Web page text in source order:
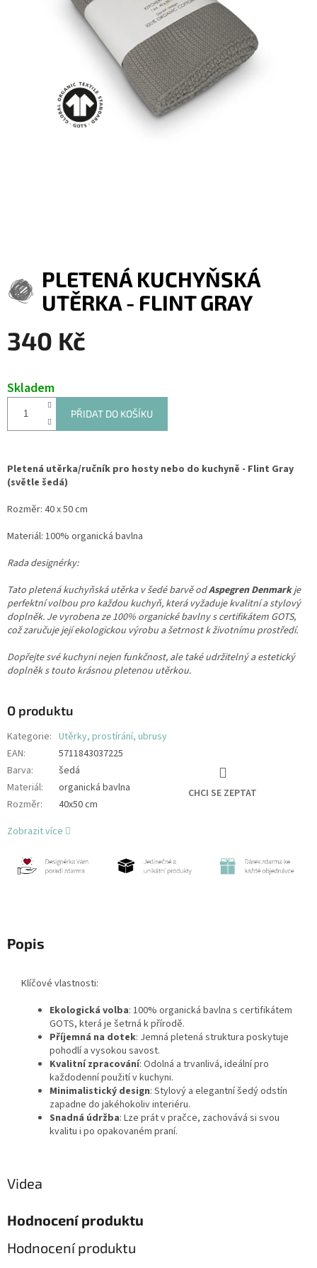
PLETENÁ KUCHYŇSKÁ
UTĚRKA - FLINT GRAY
340 Kč
Skladem
PŘIDAT DO KOŠÍKU
Pletená utěrka/ručník pro hosty nebo do kuchyně - Flint Gray
(světle šedá)
Rozměr: 40 x 50 cm
Materiál: 100% organická bavlna
Rada designérky:
Tato pletená kuchyňská utěrka v šedé barvě odAspegren Denmarkje
perfektní volbou pro každou kuchyň, která vyžaduje kvalitní a stylový
doplněk. Je vyrobena ze 100% organické bavlny s certifikátem GOTS,
což zaručuje její ekologickou výrobu a šetrnost k životnímu prostředí.
Dopřejte své kuchyni nejen funkčnost, ale také udržitelný a estetický
doplněk s touto krásnou pletenou utěrkou.
O produktu
Kategorie: Utěrky, prostírání, ubrusy
EAN:
5711843037225
Barva:
šedá
Materiál:
organická bavlna
Rozměr: 40x50 cm
CHCI SE ZEPTAT
Zobrazit více
Popis
Klíčové vlastnosti:
Ekologická volba: 100% organická bavlna s certifikátem
GOTS, která je šetrná k přírodě.
Příjemná na dotek: Jemná pletená struktura poskytuje
pohodlí a vysokou savost.
Kvalitní zpracování: Odolná a trvanlivá, ideální pro
každodenní použití v kuchyni.
Minimalistický design: Stylový a elegantní šedý odstín
zapadne do jakéhokoliv interiéru.
Snadná údržba: Lze prát v pračce, zachovává si svou
kvalitu i po opakovaném praní.
Videa
Hodnocení produktu
Hodnocení produktu